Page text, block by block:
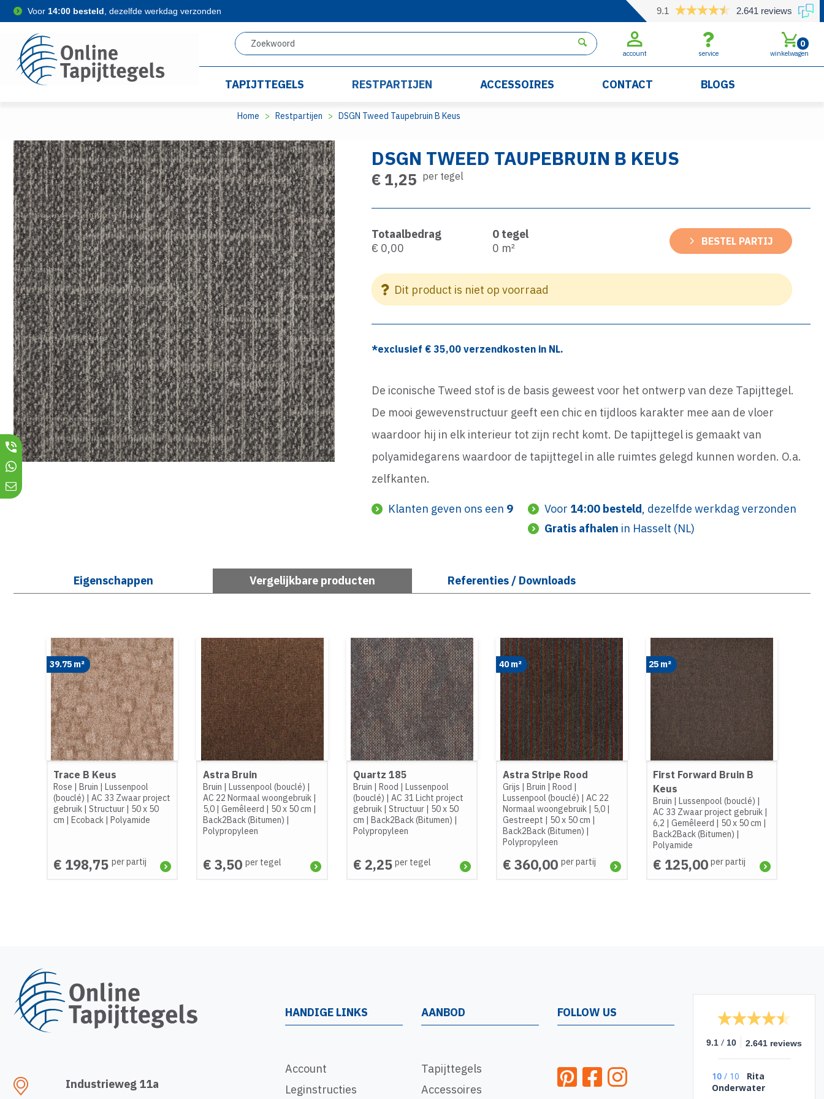
Voor 14:00 besteld , dezelfde werkdag verzonden 9.1 2.641 reviews
account service winkelwagen
0
TAPIJTTEGELS RESTPARTIJEN ACCESSOIRES CONTACT BLOGS
Home Restpartijen DSGN Tweed Taupebruin B Keus
DSGN TWEED TAUPEBRUIN B KEUS
€ 1,25 per tegel
Totaalbedrag
€ 0,00
0 tegel
0 m² BESTEL PARTIJ
Dit product is niet op voorraad
*exclusief €35,00 verzendkosten in NL.
De iconische Tweed stof is de basis geweest voor het ontwerp van deze Tapijttegel.
De mooi gewevenstructuur geeft een chic en tijdloos karakter mee aan de vloer
waardoor hij in elk interieur tot zijn recht komt. De tapijttegel is gemaakt van
polyamidegarens waardoor de tapijttegel in alle ruimtes gelegd kunnen worden. O.a.
zelfkanten.
Klanten geven ons een 9 Voor 14:00 besteld, dezelfde werkdag verzonden
Gratis afhalen in Hasselt (NL)
Eigenschappen Vergelijkbare producten Referenties / Downloads
39.75 m²
Trace B Keus
Rose | Bruin | Lussenpool
(bouclé) | AC 33 Zwaar project
gebruik | Structuur | 50 x 50
cm | Ecoback | Polyamide
€ 198,75 per partij
Astra Bruin
Bruin |Lussenpool (bouclé) |
AC 22 Normaal woongebruik |
5,0 |Gemêleerd | 50 x 50 cm |
Back2Back (Bitumen) |
Polypropyleen
€ 3,50 per tegel
Quartz 185
Bruin | Rood | Lussenpool
(bouclé) | AC 31 Licht project
gebruik| Structuur| 50 x 50
cm | Back2Back (Bitumen) |
Polypropyleen
€ 2,25 per tegel
40 m²
Astra Stripe Rood
Grijs |Bruin |Rood |
Lussenpool (bouclé) |AC 22
Normaal woongebruik | 5,0 |
Gestreept | 50 x 50 cm |
Back2Back (Bitumen) |
Polypropyleen
€ 360,00 per partij
25 m²
First Forward Bruin B
Keus
Bruin | Lussenpool (bouclé) |
AC 33 Zwaar project gebruik|
6,2 | Gemêleerd | 50 x 50 cm |
Back2Back (Bitumen) |
Polyamide
€ 125,00 per partij
Industrieweg 11a
HANDIGE LINKS
Account
Leginstructies
AANBOD
Tapijttegels
Accessoires
FOLLOW US
9.1 / 10 2.641 reviews
10 / 10
Rita
Onderwater